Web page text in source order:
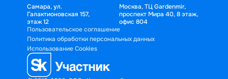
Самара, ул.
Галактионовская 157,
этаж 12
Москва, ТЦ Gardenmir,
проспект Мира 40, 8 этаж,
офис 804
Пользовательское соглашение
Политика обработки персональных данных
Использование Cookies